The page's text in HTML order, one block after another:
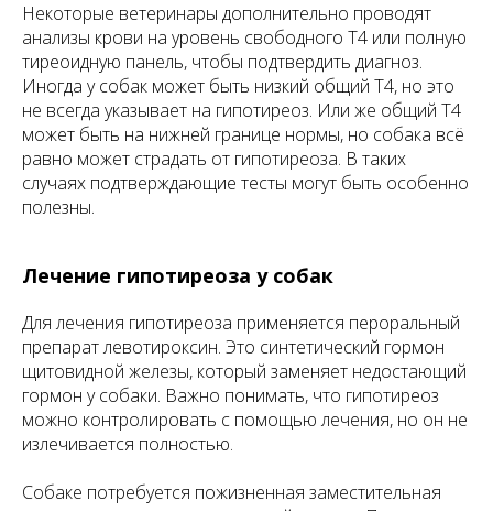
Некоторые ветеринары дополнительно проводят
анализы крови на уровень свободного Т4 или полную
тиреоидную панель, чтобы подтвердить диагноз.
Иногда у собак может быть низкий общий Т4, но это
не всегда указывает на гипотиреоз. Или же общий Т4
может быть на нижней границе нормы, но собака всё
равно может страдать от гипотиреоза. В таких
случаях подтверждающие тесты могут быть особенно
полезны.
Лечение гипотиреоза у собак
Для лечения гипотиреоза применяется пероральный
препарат левотироксин. Это синтетический гормон
щитовидной железы, который заменяет недостающий
гормон у собаки. Важно понимать, что гипотиреоз
можно контролировать с помощью лечения, но он не
излечивается полностью.
Собаке потребуется пожизненная заместительная